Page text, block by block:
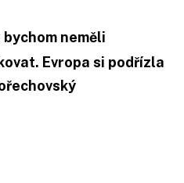
bychom neměli
Evropa si podřízla